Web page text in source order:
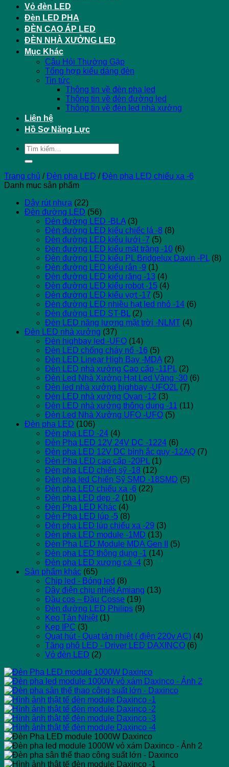
Vỏ đèn LED
Đèn LED PHA
ĐÈN CAO ÁP LED
ĐÈN NHÀ XƯỞNG LED
Mục Khác
Câu Hỏi Thường Gặp
Tổng hợp kiểu dáng đèn
Tin tức
Thông tin về đèn pha led
Thông tin về đèn đường led
Thông tin về đèn led nhà xưởng
Liên hệ
Hồ Sơ Năng Lực
Tìm
kiếm:
Trang chủ / Đèn pha LED / Đèn pha LED chiếu xa -6
Danh mục sản phẩm
Dây rút nhựa (22)
Đèn đường LED (56)
Đèn đường LED -BLA (3)
Đèn đường LED kiểu chiếc lá -8 (8)
Đèn đường LED kiểu lưới -7 (5)
Đèn đường LED kiểu mặt trăng -10 (6)
Đèn đường LED kiểu PL Bridgelux Daxin -PL (8)
Đèn đường LED kiểu rắn -9 (1)
Đèn đường LED kiểu răng -13 (4)
Đèn đường LED kiểu robot -15 (4)
Đèn đường LED kiểu vợt -17 (5)
Đèn đường LED nhiều hạt led nhỏ -14 (6)
Đèn đường LED ST-BL (2)
Đèn LED năng lượng mặt trời -NLMT (4)
Đèn LED nhà xưởng (37)
Đèn highbay led -UFO (14)
Đèn LED chống cháy nổ -16 (5)
Đèn LED Linear High Bay -MDA (2)
Đèn LED nhà xưởng Cao cấp -11PL (2)
Đèn Led Nhà Xưởng Hạt Led Vàng -30 (6)
Đèn led nhà xưởng highbay -UFO2L (7)
Đèn LED nhà xưởng Ovan -12 (3)
Đèn LED nhà xưởng thông dụng -11 (11)
Đèn Led Nhà Xưởng UFO -UFO (5)
Đèn pha LED (106)
Đèn pha LED -24 (4)
Đèn Pha LED 12V 24V DC -1224 (6)
Đèn pha LED 12V DC bình ắc quy -12AQ (7)
Đèn Pha LED cao cấp -20PL (1)
Đèn pha LED chiến sỹ -18 (12)
Đèn pha led Chiến Sỹ SMD -18SMD (5)
Đèn pha LED chiếu xa -6 (22)
Đèn pha LED dẹp -2 (10)
Đèn Pha LED Khác (4)
Đèn Pha LED lúp -5 (8)
Đèn pha LED lúp chiếu xa -29 (3)
Đèn pha LED module -1MD (13)
Đèn Pha LED Module MDA Gen II
(5)
Đèn pha LED thông dụng -1 (14)
Đèn pha LED xương cá -4 (3)
Sản phẩm khác (65)
Chip led - Bóng led (8)
Dây điện chịu nhiệt Amiang (13)
Đầu cos – Đầu Cosse (19)
Đèn đường LED Philips (9)
Keo Tản Nhiệt (1)
Kẹp IPC (3)
Quạt hút - Quạt tản nhiệt ( điện 220v AC) (4)
Tăng phô LED - Driver LED DAXINCO (6)
Vỏ đèn LED (2)